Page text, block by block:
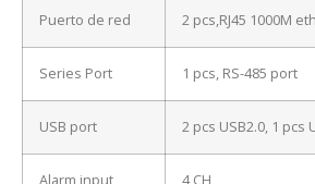
Puerto de red 2 pcs,RJ45 1000M
Series Port 1 pcs, RS-485 port
USB port 2 pcs USB2.0, 1 pcs
Alarm input 4 CH